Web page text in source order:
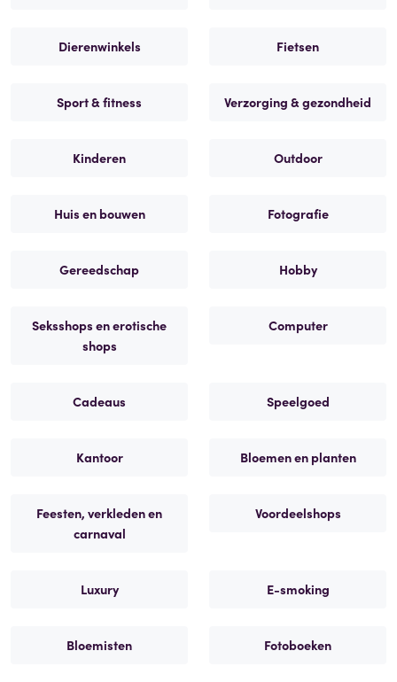
Dierenwinkels Fietsen
Sport & fitness Verzorging & gezondheid
Kinderen Outdoor
Huis en bouwen Fotografie
Gereedschap Hobby
Seksshops en erotische
shops
Computer
Cadeaus Speelgoed
Kantoor Bloemen en planten
Feesten, verkleden en
carnaval
Voordeelshops
Luxury E-smoking
Bloemisten Fotoboeken